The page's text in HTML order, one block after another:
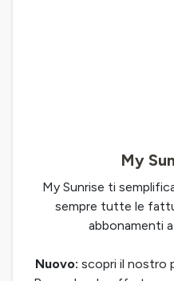
My
My Sunrise ti
sempre tutte le
abbonamenti
Nuovo: scopri il nostro